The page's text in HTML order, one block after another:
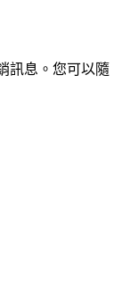
訊息。您可以隨